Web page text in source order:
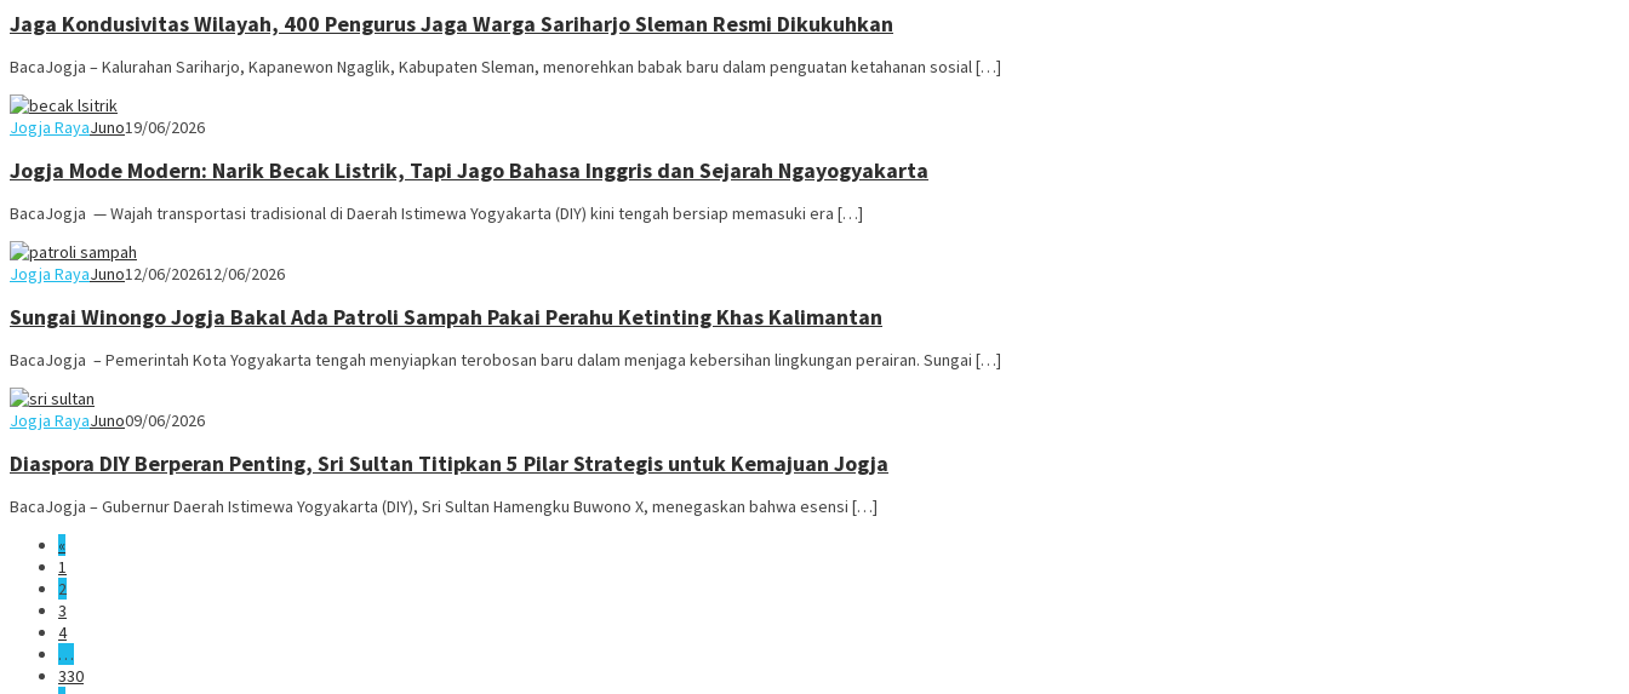
Jaga Kondusivitas Wilayah, 400 Pengurus Jaga Warga Sariharjo Sleman Resmi Dikukuhkan
BacaJogja – Kalurahan Sariharjo, Kapanewon Ngaglik, Kabupaten Sleman, menorehkan babak baru dalam penguatan ketahanan sosial […]
Jogja RayaJuno19/06/2026
Jogja Mode Modern: Narik Becak Listrik, Tapi Jago Bahasa Inggris dan Sejarah Ngayogyakarta
BacaJogja — Wajah transportasi tradisional di Daerah Istimewa Yogyakarta (DIY) kini tengah bersiap memasuki era […]
Jogja RayaJuno12/06/202612/06/2026
Sungai Winongo Jogja Bakal Ada Patroli Sampah Pakai Perahu Ketinting Khas Kalimantan
BacaJogja – Pemerintah Kota Yogyakarta tengah menyiapkan terobosan baru dalam menjaga kebersihan lingkungan perairan. Sungai […]
Jogja RayaJuno09/06/2026
Diaspora DIY Berperan Penting, Sri Sultan Titipkan 5 Pilar Strategis untuk Kemajuan Jogja
BacaJogja – Gubernur Daerah Istimewa Yogyakarta (DIY), Sri Sultan Hamengku Buwono X, menegaskan bahwa esensi […]
«
1
2
3
4
…
330